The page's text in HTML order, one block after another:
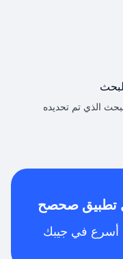
تطبيق صحصح
أسرع في جيبك